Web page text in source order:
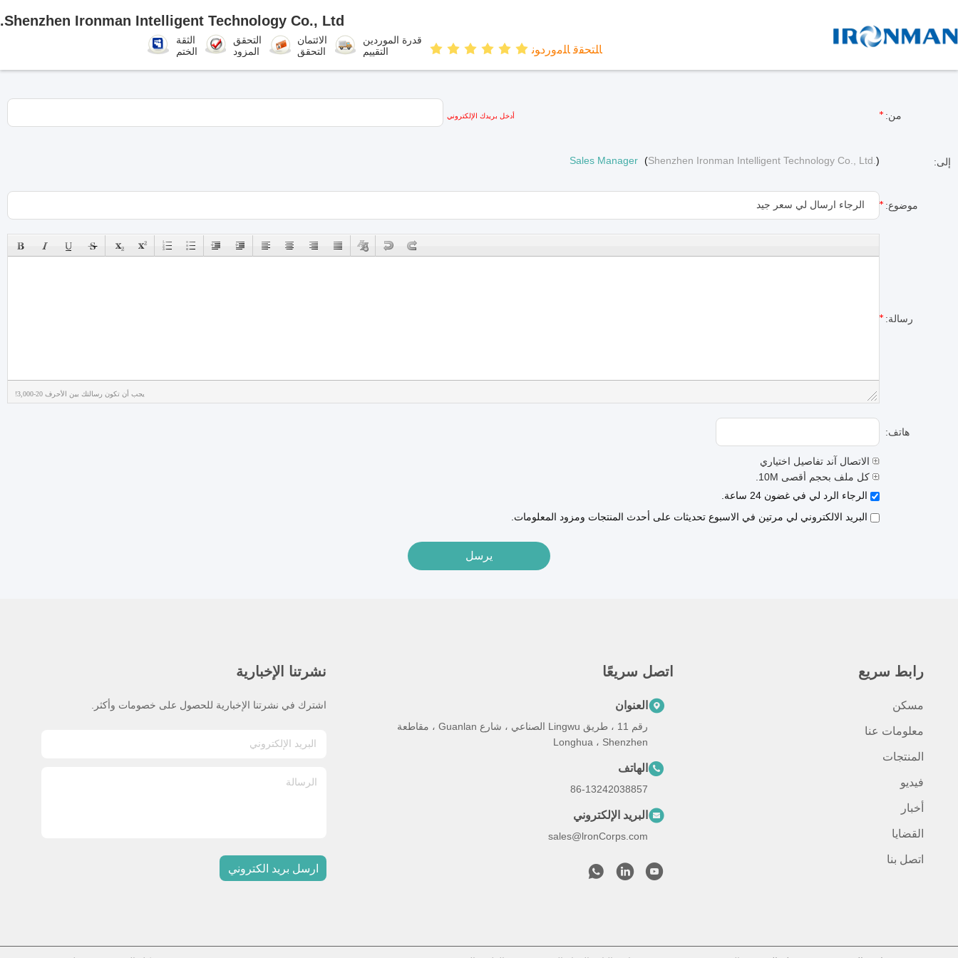
Shenzhen Ironman Intelligent Technology Co., Ltd.
ﺎﻠﺘﺤﻘﻗ ﺎﻠﻣﻭﺭﺩﻮﻧ
الثقة
الختم
التحقق
المزود
الائتمان
التحقق
قدرة الموردين
التقييم
من: أدخل بريدك الإلكتروني
إلى: Sales Manager (Shenzhen Ironman Intelligent Technology Co., Ltd. )
موضوع:
رسالة:
يجب أن تكون رسالتك بين الأحرف 20-3,000!
هاتف:
الاتصال آند تفاصيل اختياري
كل ملف بحجم أقصى 10M.
الرجاء الرد لي في غضون 24 ساعة.
البريد الالكتروني لي مرتين في الاسبوع تحديثات على أحدث المنتجات ومزود المعلومات.
رابط سريع
مسكن
معلومات عنا
المنتجات
فيديو
أخبار
القضايا
اتصل بنا
اتصل سريعًا
العنوان
رقم 11 ، طريق Lingwu الصناعي ، شارع Guanlan ، مقاطعة
Longhua ، Shenzhen
الهاتف
86-13242038857
البريد الإلكتروني
sales@lronCorps.com
نشرتنا الإخبارية
اشترك في نشرتنا الإخبارية للحصول على خصومات وأكثر.
ارسل بريد الكتروني